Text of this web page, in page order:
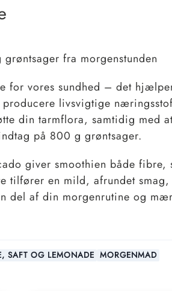
fra morgenstunden
for vores sundhed – det
livsvigtige
din tarmflora, samtidig med
på 800 g grøntsager.
giver smoothien både fibre,
tilfører en mild, afrundet
del af din morgenrutine og
SAFT OG LEMONADE MORGENMAD